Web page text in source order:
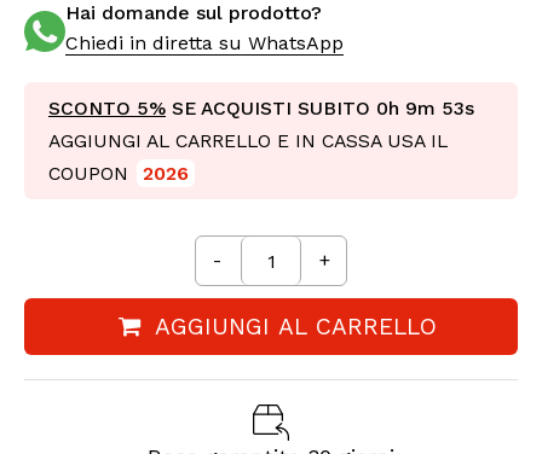
Hai domande sul prodotto?
Chiedi in diretta su WhatsApp
SCONTO 5% SE ACQUISTI SUBITO 0h 9m 51s
AGGIUNGI AL CARRELLO E IN CASSA USA IL
COUPON
2026
- +
AGGIUNGI AL CARRELLO